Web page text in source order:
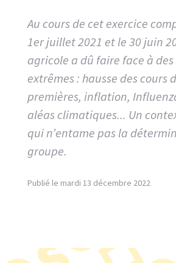
Au cours de cet exercice
1er juillet 2021 et le 30 juin
agricole a dû faire face à
extrêmes : hausse des cours
premières, inflation,
aléas climatiques... Un
qui n’entame pas la
groupe.
Publié le mardi 13 décembre 2022